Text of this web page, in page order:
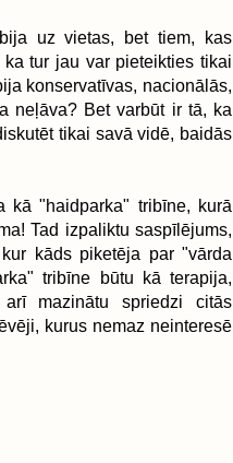
uz vietas, bet tiem, kas
tur jau var pieteikties tikai
konservatīvas, nacionālās,
neļāva? Bet varbūt ir tā, ka
tikai savā vidē, baidās
kā "haidparka" tribīne, kurā
Tad izpaliktu saspīlējums,
kāds piketēja par "vārda
tribīne būtu kā terapija,
mazinātu spriedzi citās
kurus nemaz neinteresē